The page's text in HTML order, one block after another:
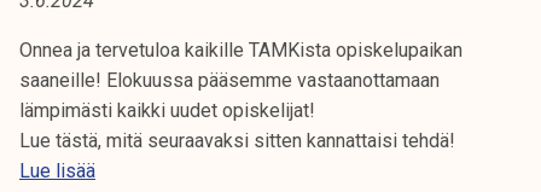
i
k
o
r
k
A
:
Y
H
Onnea ja tervetuloa kaikille TAMKista opiskelupaikan
saaneille! Elokuussa pääsemme vastaanottamaan
lämpimästi kaikki uudet opiskelijat!
Lue tästä, mitä seuraavaksi sitten kannattaisi tehdä!
Lue lisääU